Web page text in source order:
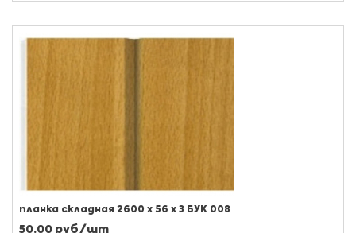
планка складная 2600 х 56 х 3 БУК 008
50.00 руб/шт